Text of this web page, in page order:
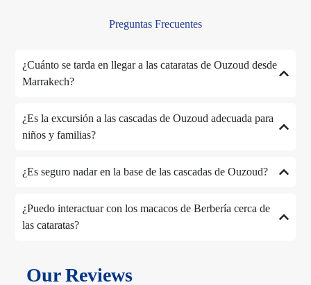
Preguntas Frecuentes
¿Cuánto se tarda en llegar a las cataratas de Ouzoud desde
Marrakech?
¿Es la excursión a las cascadas de Ouzoud adecuada para
niños y familias?
¿Es seguro nadar en la base de las cascadas de Ouzoud?
¿Puedo interactuar con los macacos de Berbería cerca de
las cataratas?
Our Reviews